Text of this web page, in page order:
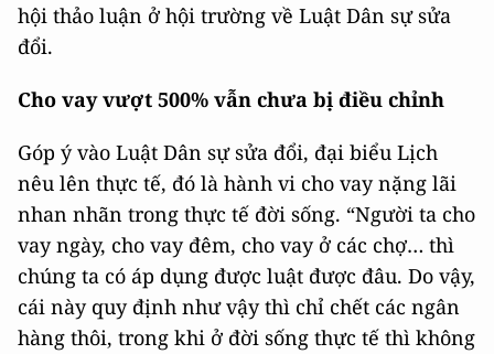
hội thảo luận ở hội trường về Luật Dân sự sửa
đổi.
Cho vay vượt 500% vẫn chưa bị điều chỉnh
Góp ý vào Luật Dân sự sửa đổi, đại biểu Lịch
nêu lên thực tế, đó là hành vi cho vay nặng lãi
nhan nhãn trong thực tế đời sống. “Người ta cho
vay ngày, cho vay đêm, cho vay ở các chợ… thì
chúng ta có áp dụng được luật được đâu. Do vậy,
cái này quy định như vậy thì chỉ chết các ngân
hàng thôi, trong khi ở đời sống thực tế thì không